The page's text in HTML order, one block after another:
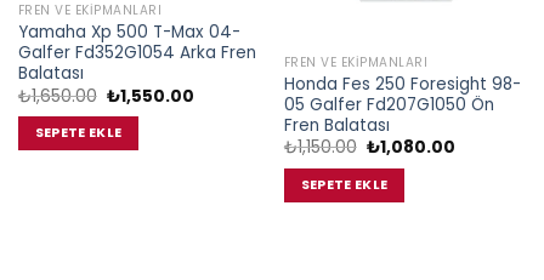
FREN VE EKIPMANLARI
Yamaha Xp 500 T-Max 04-
Galfer Fd352G1054 Arka Fren
Balatası
₺1,650.00 Orijinal
fiyat:
₺1,650.00.
₺1,550.00Şu
SEPETE EKLE
FREN VE EKIPMANLARI
Honda Fes 250 Foresight 98-
05 Galfer Fd207G1050 Ön
Fren Balatası
₺1,150.00 Orijinal
fiyat:
₺1,150.00.
₺1,080.00Şu
SEPETE EKLE